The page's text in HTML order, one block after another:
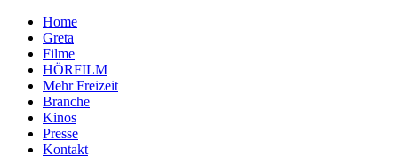
Home
Greta
Filme
HÖRFILM
Mehr Freizeit
Branche
Kinos
Presse
Kontakt